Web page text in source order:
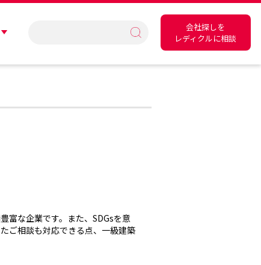
会社探しを
レディクルに相談
富な企業です。また、SDGsを意
ご相談も対応できる点、一級建築